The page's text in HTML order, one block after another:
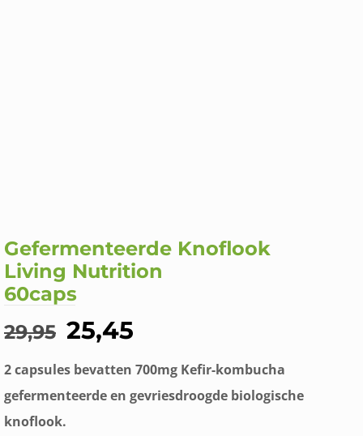
Gefermenteerde Knoflook
Living Nutrition
60caps
29,95 Oorspronkelijke
was:
€29,95.
25,45
is:
€25,45.
2 capsules bevatten 700mg Kefir-kombucha
gefermenteerde en gevriesdroogde biologische
knoflook.